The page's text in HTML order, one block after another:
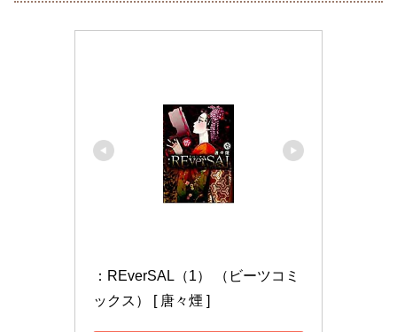
：REverSAL（1） （ビーツコミ
ックス） [ 唐々煙 ]